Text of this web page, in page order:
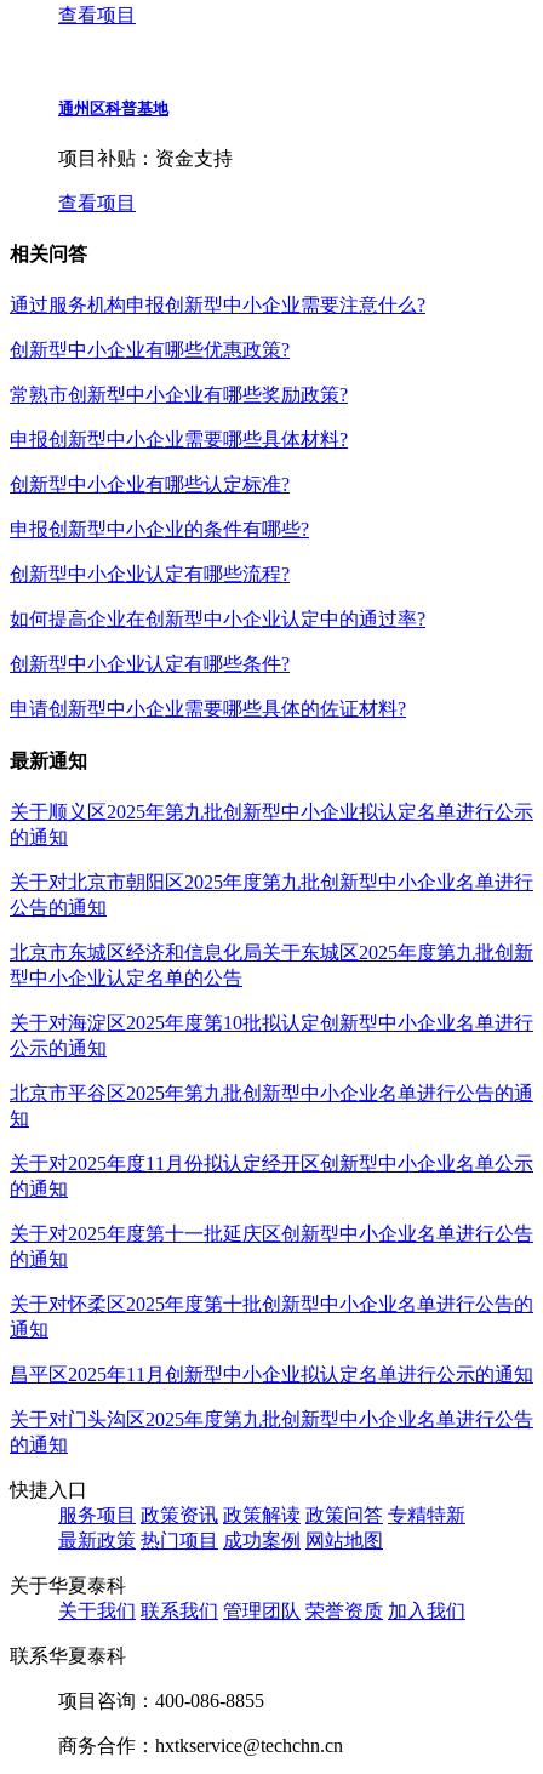
查看项目
通州区科普基地
项目补贴： 资金支持
查看项目
相关问答
通过服务机构申报创新型中小企业需要注意什么?
创新型中小企业有哪些优惠政策?
常熟市创新型中小企业有哪些奖励政策?
申报创新型中小企业需要哪些具体材料?
创新型中小企业有哪些认定标准?
申报创新型中小企业的条件有哪些?
创新型中小企业认定有哪些流程?
如何提高企业在创新型中小企业认定中的通过率?
创新型中小企业认定有哪些条件?
申请创新型中小企业需要哪些具体的佐证材料?
最新通知
关于顺义区2025年第九批创新型中小企业拟认定名单进行公示
的通知
关于对北京市朝阳区2025年度第九批创新型中小企业名单进行
公告的通知
北京市东城区经济和信息化局关于东城区2025年度第九批创新
型中小企业认定名单的公告
关于对海淀区2025年度第10批拟认定创新型中小企业名单进行
公示的通知
北京市平谷区2025年第九批创新型中小企业名单进行公告的通
知
关于对2025年度11月份拟认定经开区创新型中小企业名单公示
的通知
关于对2025年度第十一批延庆区创新型中小企业名单进行公告
的通知
关于对怀柔区2025年度第十批创新型中小企业名单进行公告的
通知
昌平区2025年11月创新型中小企业拟认定名单进行公示的通知
关于对门头沟区2025年度第九批创新型中小企业名单进行公告
的通知
快捷入口
服务项目 政策资讯 政策解读 政策问答 专精特新
最新政策 热门项目 成功案例 网站地图
关于华夏泰科
关于我们 联系我们 管理团队 荣誉资质 加入我们
联系华夏泰科
项目咨询： 400-086-8855
商务合作： hxtkservice@techchn.cn